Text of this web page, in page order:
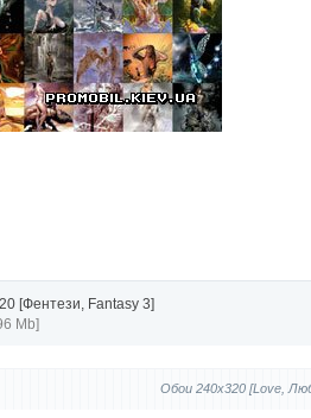
[Фентези, Fantasy 3]
Mb]
Обои 240x320 [Love,